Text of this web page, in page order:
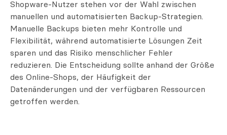
Shopware-Nutzer stehen vor der Wahl zwischen
manuellen und automatisierten Backup-Strategien.
Manuelle Backups bieten mehr Kontrolle und
Flexibilität, während automatisierte Lösungen Zeit
sparen und das Risiko menschlicher Fehler
reduzieren. Die Entscheidung sollte anhand der Größe
des Online-Shops, der Häufigkeit der
Datenänderungen und der verfügbaren Ressourcen
getroffen werden.